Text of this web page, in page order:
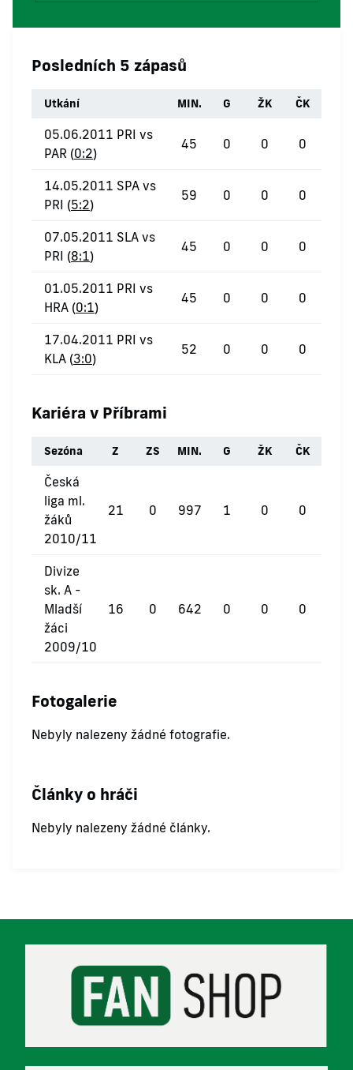
Posledních 5 zápasů
Utkání MIN. G ŽK ČK
05.06.2011 PRI vs
PAR (0:2)
45 0 0 0
14.05.2011 SPA vs
PRI (5:2)
59 0 0 0
07.05.2011 SLA vs
PRI (8:1)
45 0 0 0
01.05.2011 PRI vs
HRA (0:1)
45 0 0 0
17.04.2011 PRI vs
KLA (3:0)
52 0 0 0
Kariéra v Příbrami
Sezóna Z ZS MIN. G ŽK ČK
Česká
liga ml.
žáků
2010/11
21 0 997 1 0 0
Divize
sk. A -
Mladší
žáci
2009/10
16 0 642 0 0 0
Fotogalerie
Nebyly nalezeny žádné fotografie.
Články o hráči
Nebyly nalezeny žádné články.